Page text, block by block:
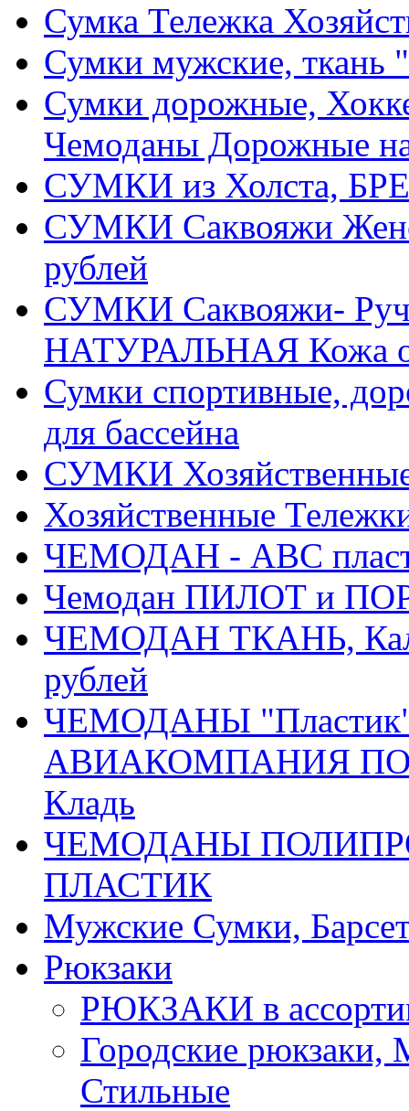
Сумка Тележка
Сумки мужские, ткань
Сумки дорожные,
Чемоданы Дорожные
СУМКИ из Холста,
СУМКИ Саквояжи
рублей
СУМКИ Саквояжи-
НАТУРАЛЬНАЯ Кожа
Сумки спортивные,
для бассейна
СУМКИ
Хозяйственные
ЧЕМОДАН - АВС
Чемодан ПИЛОТ и
ЧЕМОДАН ТКАНЬ,
рублей
ЧЕМОДАНЫ "Пластик"
АВИАКОМПАНИЯ
Кладь
ЧЕМОДАНЫ
ПЛАСТИК
Мужские Сумки,
Рюкзаки
РЮКЗАКИ в
Городские
Стильные